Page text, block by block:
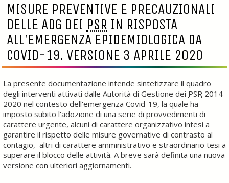
MISURE PREVENTIVE E PRECAUZIONALI
DELLE ADG DEI PSR IN RISPOSTA
ALL'EMERGENZA EPIDEMIOLOGICA DA
COVID-19. VERSIONE 3 APRILE 2020
La presente documentazione intende sintetizzare il quadro
degli interventi attivati dalle Autorità di Gestione dei PSR 2014-
2020 nel contesto dell'emergenza Covid-19, la quale ha
imposto subito l'adozione di una serie di provvedimenti di
carattere urgente, alcuni di carattere organizzativo intesi a
garantire il rispetto delle misure governative di contrasto al
contagio, altri di carattere amministrativo e straordinario tesi a
superare il blocco delle attività. A breve sarà definita una nuova
versione con ulteriori aggiornamenti.